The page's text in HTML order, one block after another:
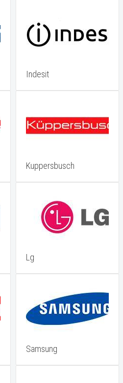
Indesit
Kuppersbusch
Lg
Samsung